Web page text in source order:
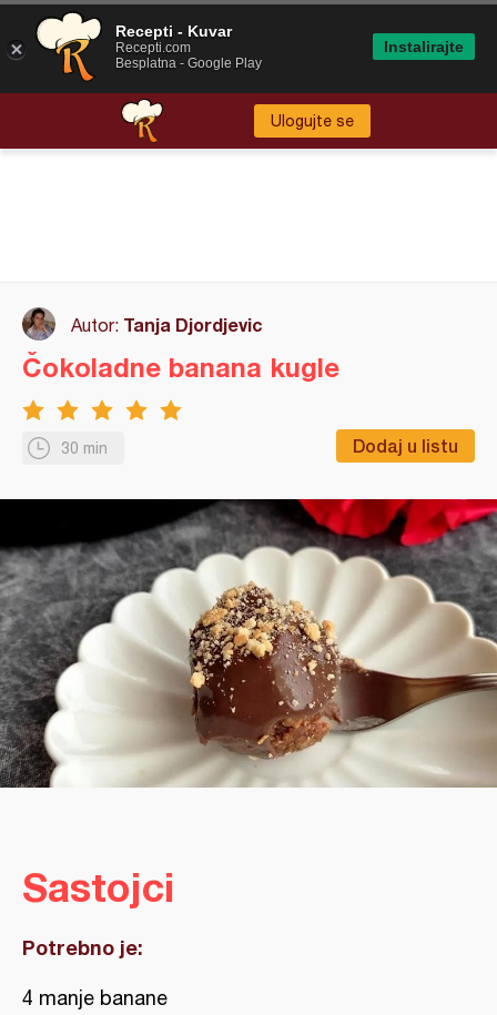
Ulogujte se
Autor: Tanja Djordjevic
30 min Dodaj u listu
Čokoladne banana kugle
Sastojci
Potrebno je:
4 manje banane
Recepti - Kuvar
Recepti.com
Besplatna - Google Play
Instalirajte